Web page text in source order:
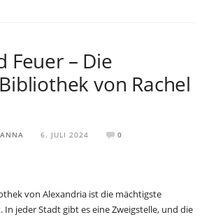
Feuer – Die
von Rachel
6. JULI 2024 0
von Alexandria ist die mächtigste
In jeder Stadt gibt es eine Zweigstelle, und die